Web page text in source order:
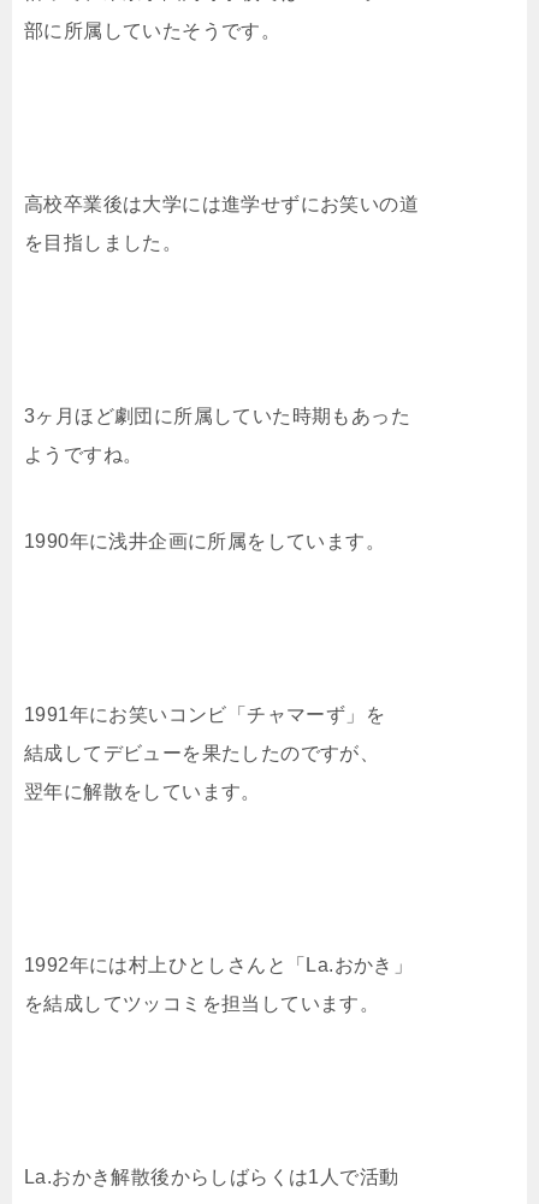
部に所属していたそうです。
高校卒業後は大学には進学せずにお笑いの道
を目指しました。
3ヶ月ほど劇団に所属していた時期もあった
ようですね。
1990年に浅井企画に所属をしています。
1991年にお笑いコンビ「チャマーず」を
結成してデビューを果たしたのですが、
翌年に解散をしています。
1992年には村上ひとしさんと「La.おかき」
を結成してツッコミを担当しています。
La.おかき解散後からしばらくは1人で活動